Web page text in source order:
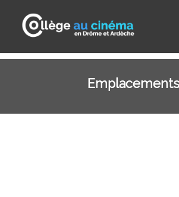
Emplacements